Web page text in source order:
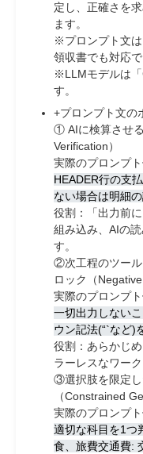
定し、正確さを
ます。
※プロンプト文
領収書でも対応
※LLMモデルは
す。
+プロンプト文の
① AIに検算させ
Verification）
実際のプロンプト
HEADER行の支
ない場合は明細
役割：
「出力前
組み込み、AIの
す。
②次工程のツール
ロック（Negative
実際のプロンプト
一切出力しない
ウン記法(“`など)
役割： あらかじ
ラーレスなワー
③選択肢を限定し
（Constrained
実際のプロンプト
適切な科目を1つ
食、旅費交通費: